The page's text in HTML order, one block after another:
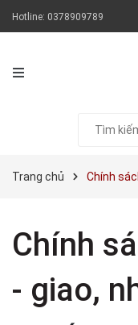
Hotline: 0378909789
Trang chủ Chính
Chính
- giao,